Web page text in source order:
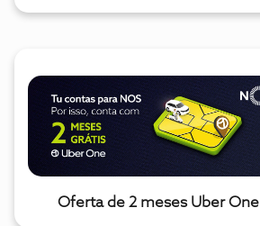
Oferta de 2 meses Uber One